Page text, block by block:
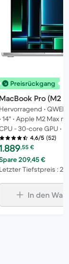
Preisrückgang
MacBook Pro (M2
Hervorragend •
• 14" • Apple M2 Max
- 30-core GPU •
RAM 32GB • Silber
4,6/5 (52)
des erneuerten
,55 €
209,45 €
Letzter Tiefstpreis :
In den